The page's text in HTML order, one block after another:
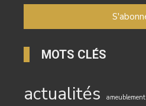
MOTS CLÉS
actualités ameublement